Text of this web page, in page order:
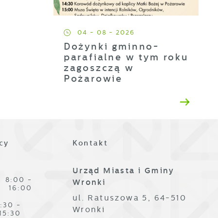
04 - 08 - 2026
Dożynki gminno-
parafialne w tym roku
zagoszczą w
Pożarowie
8:00 -
16:00
-
Kontakt
Urząd Miasta i Gminy
Wronki
ul. Ratuszowa 5, 64-510
Wronki